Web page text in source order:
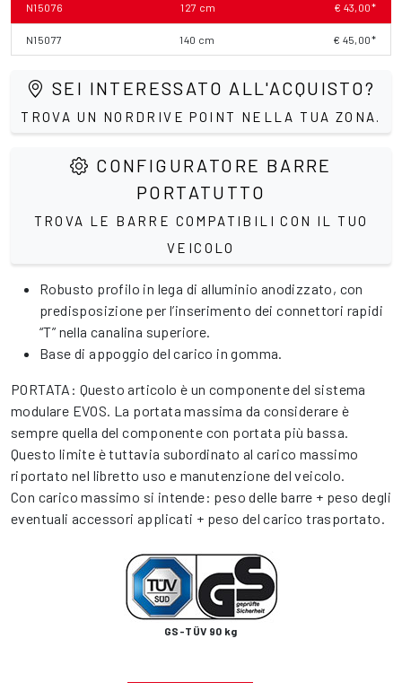
N15076 127 cm € 43,00*
N15077 140 cm € 45,00*
SEI INTERESSATO ALL'ACQUISTO?
TROVA UN NORDRIVE POINT NELLA TUA ZONA.
CONFIGURATORE BARRE
PORTATUTTO
TROVA LE BARRE COMPATIBILI CON IL TUO
VEICOLO
Robusto profilo in lega di alluminio anodizzato, con
predisposizione per l’inserimento dei connettori rapidi
“T” nella canalina superiore.
Base di appoggio del carico in gomma.
PORTATA: Questo articolo è un componente del sistema
modulare EVOS. La portata massima da considerare è
sempre quella del componente con portata più bassa.
Questo limite è tuttavia subordinato al carico massimo
riportato nel libretto uso e manutenzione del veicolo.
Con carico massimo si intende: peso delle barre + peso degli
eventuali accessori applicati + peso del carico trasportato.
GS-TÜV 90 kg